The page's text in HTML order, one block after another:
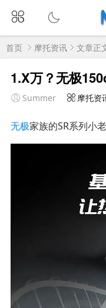
首页 摩托资讯 文章正
1.X万？无极
Summer 摩托资
无极家族的SR系列小